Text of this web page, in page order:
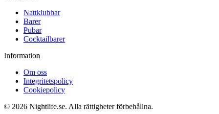
Nattklubbar
Barer
Pubar
Cocktailbarer
Information
Om oss
Integritetspolicy
Cookiepolicy
© 2026 Nightlife.se. Alla rättigheter förbehållna.